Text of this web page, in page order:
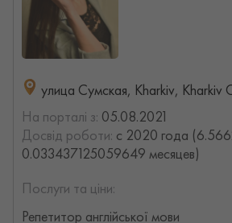
улица Сумская, Kharkiv, Kharkiv
На порталі з: 05.08.2021
Досвід роботи: с 2020 года
0.033437125059649 месяцев)
Послуги та ціни:
Репетитор англійської мови